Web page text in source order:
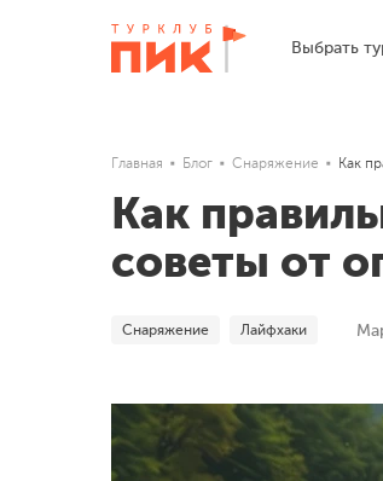
Выбрать
Главная Блог Снаряжение Как
Как
советы от
Снаряжение Лайфхаки